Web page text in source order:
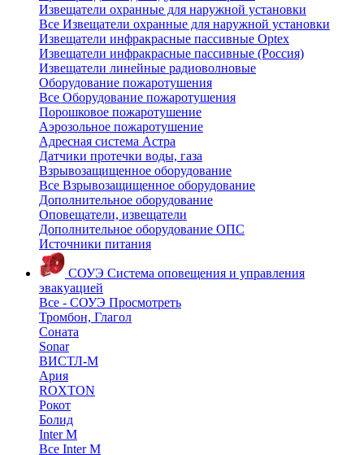
Извещатели охранные для наружной установки
Все Извещатели охранные для наружной установки
Извещатели инфракрасные пассивные Optex
Извещатели инфракрасные пассивные (Россия)
Извещатели линейные радиоволновые
Оборудование пожаротушения
Все Оборудование пожаротушения
Порошковое пожаротушение
Аэрозольное пожаротушение
Адресная система Астра
Датчики протечки воды, газа
Взрывозащищенное оборудование
Все Взрывозащищенное оборудование
Дополнительное оборудование
Оповещатели, извещатели
Дополнительное оборудование ОПС
Источники питания
СОУЭ Система оповещения и управления
эвакуацией
Все - СОУЭ Просмотреть
Тромбон, Глагол
Соната
Sonar
ВИСТЛ-М
Ария
ROXTON
Рокот
Болид
Inter M
Все Inter M